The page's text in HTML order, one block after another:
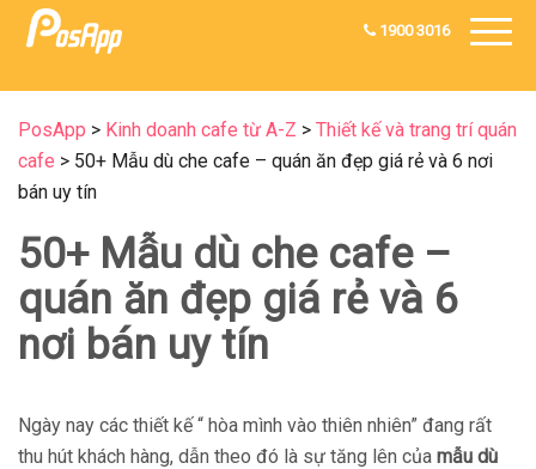
1900 3016
PosApp > Kinh doanh cafe từ A-Z > Thiết kế và trang trí quán
cafe > 50+ Mẫu dù che cafe – quán ăn đẹp giá rẻ và 6 nơi
bán uy tín
50+ Mẫu dù che cafe –
quán ăn đẹp giá rẻ và 6
nơi bán uy tín
Ngày nay các thiết kế “ hòa mình vào thiên nhiên” đang rất
thu hút khách hàng, dẫn theo đó là sự tăng lên của mẫu dù